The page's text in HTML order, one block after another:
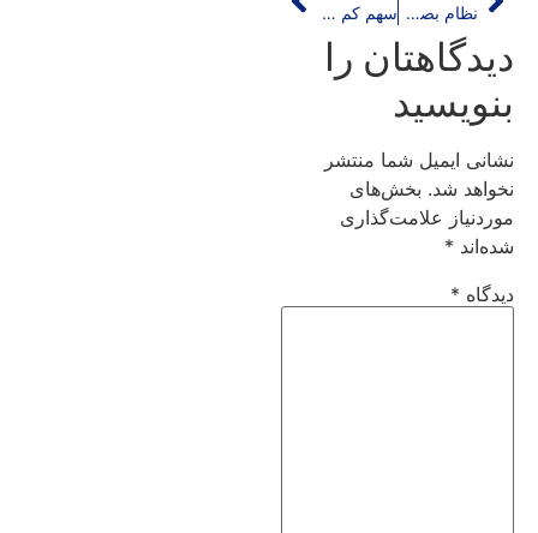
نظام بصری منظر شهری سهم کم پروژه های عمرانی از بودجه شهرداری تهران
دیدگاهتان را
بنویسید
نشانی ایمیل شما منتشر
نخواهد شد. بخش‌های
موردنیاز علامت‌گذاری
شده‌اند *
دیدگاه *